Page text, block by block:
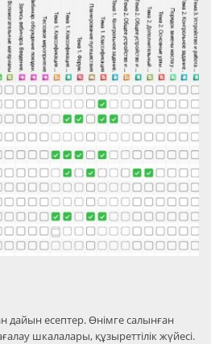
дайын есептер. Өнімге салынған
шкалалары, құзыреттілік жүйесі.